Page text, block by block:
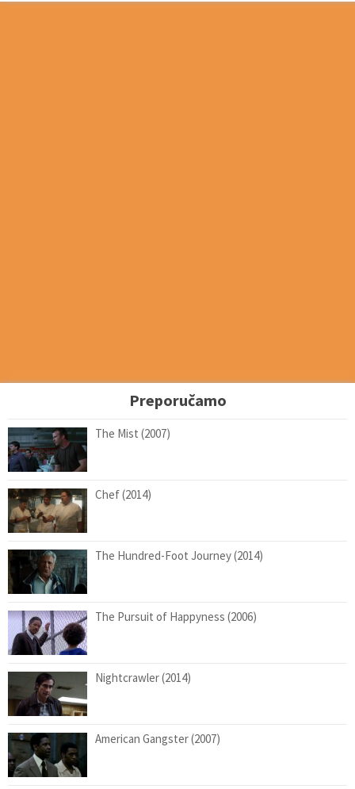
Preporučamo
The Mist (2007)
Chef (2014)
The Hundred-Foot Journey (2014)
The Pursuit of Happyness (2006)
Nightcrawler (2014)
American Gangster (2007)